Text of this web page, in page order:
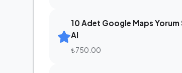
10 Adet Google Maps Yorum
Al
₺750.00